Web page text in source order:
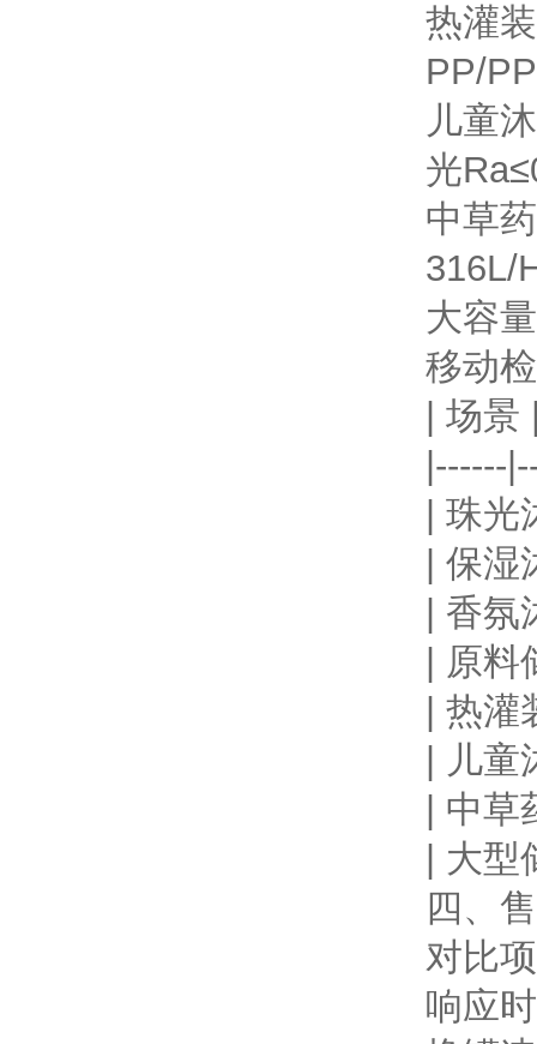
热灌
PP/
儿童
光
中草
316L/
大容
移动
| 场
|------
| 珠
| 保
| 香
| 原
| 热
| 儿
| 中
| 大
四、
对比项
响应